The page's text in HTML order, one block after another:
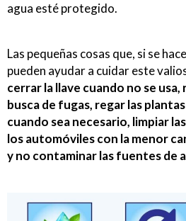
agua esté protegido.
Las pequeñas cosas que, si se
pueden ayudar a cuidar este
cerrar la llave cuando no se
busca de fugas, regar las
cuando sea necesario, limpiar
los automóviles con la menor
y no contaminar las fuentes de